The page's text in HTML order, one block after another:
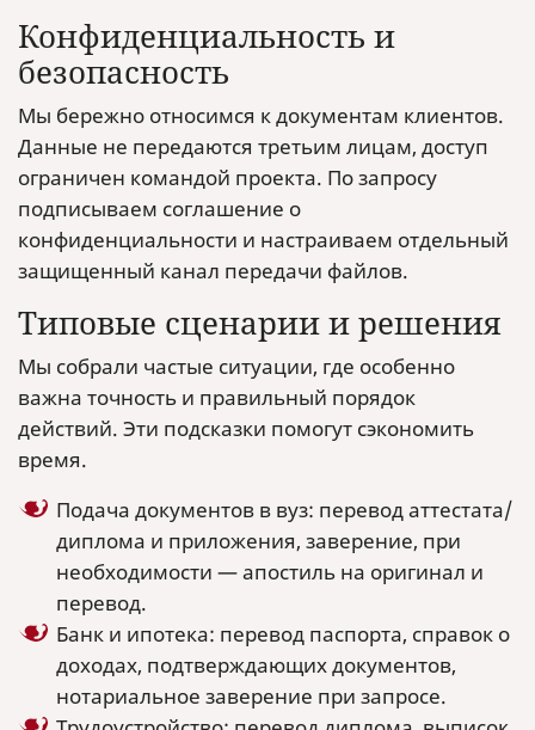
Конфиденциальность и
безопасность
Мы бережно относимся к документам клиентов.
Данные не передаются третьим лицам, доступ
ограничен командой проекта. По запросу
подписываем соглашение о
конфиденциальности и настраиваем отдельный
защищенный канал передачи файлов.
Типовые сценарии и решения
Мы собрали частые ситуации, где особенно
важна точность и правильный порядок
действий. Эти подсказки помогут сэкономить
время.
Подача документов в вуз: перевод аттестата/
диплома и приложения, заверение, при
необходимости — апостиль на оригинал и
перевод.
Банк и ипотека: перевод паспорта, справок о
доходах, подтверждающих документов,
нотариальное заверение при запросе.